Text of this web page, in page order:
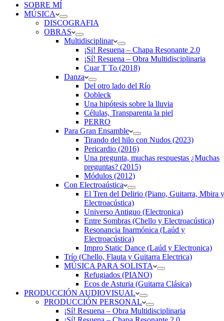
SOBRE MÍ
MÚSICA
DISCOGRAFIA
OBRAS
Multidisciplinar
¡Si! Resuena – Chapa Resonante 2.0
¡Sí! Resuena – Obra Multidisciplinaria
Cuar T To (2018)
Danza
Del otro lado del Río
Oobleck
Una hipótesis sobre la lluvia
Células, Transparenta la piel
PERRO
Para Gran Ensamble
Tirando del hilo con Nudos (2023)
Pericardio (2016)
Una pregunta, muchas respuestas ¿Muchas
preguntas? (2015)
Módulos (2012)
Con Electroaústica
El Tren del Delirio (Piano, Guitarra, Mbira y
Electroacústica)
Universo Antiguo (Electronica)
Entre Sombras (Chello y Electroacústica)
Resonancia Inarmónica (Laúd y
Electroacústica)
Impro Static Dance (Laúd y Electronica)
Trío (Chello, Flauta y Guitarra Electrica)
MÚSICA PARA SOLISTA
Refugiados (PIANO)
Ecos de Asturia (Guitarra Clásica)
PRODUCCIÓN AUDIOVISUAL
PRODUCCIÓN PERSONAL
¡Sí! Resuena – Obra Multidisciplinaria